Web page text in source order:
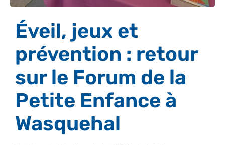
Éveil, jeux et
prévention : retour
sur le Forum de la
Petite Enfance à
Wasquehal